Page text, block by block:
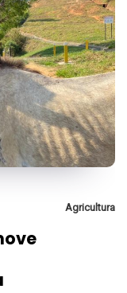
Agricultura